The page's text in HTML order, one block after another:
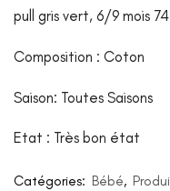
pull gris vert, 6/9 mois
Composition : Coton
Saison: Toutes Saisons
Etat : Très bon état
Catégories: Bébé,